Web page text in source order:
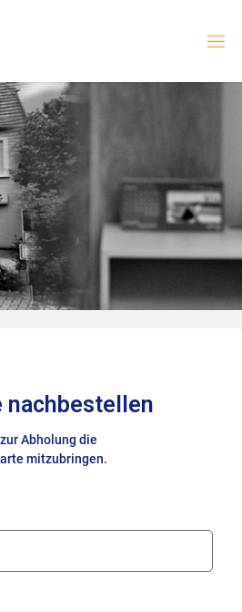
nachbestellen
Abholung die
mitzubringen.